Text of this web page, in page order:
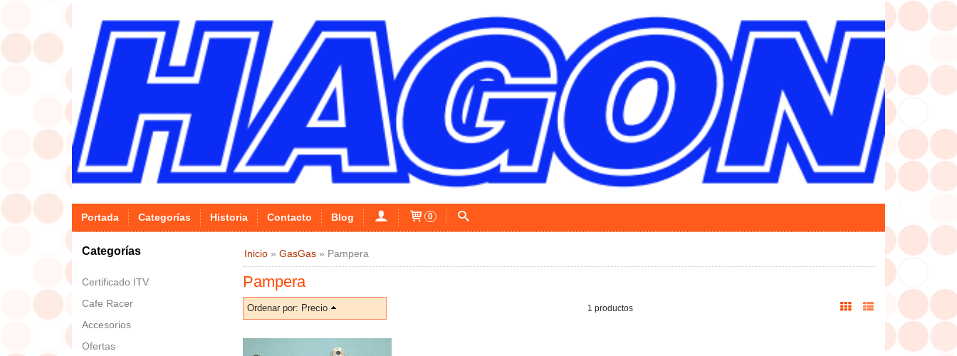
Portada Categorías Historia Contacto Blog 0
Categorías
Certificado ITV
Cafe Racer
Accesorios
Ofertas
Inicio» GasGas» Pampera
Pampera
Ordenar por: Precio 1 productos